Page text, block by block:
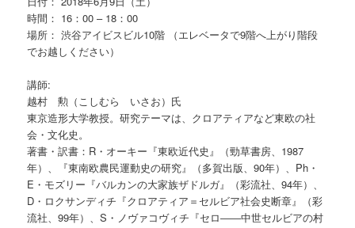
時間： 16：00 – 18：00
場所： 渋谷アイビスビル10階 （エレベータで9階へ上がり階段
でお越しください）
講師:
越村 勲（こしむら いさお）氏
東京造形大学教授。研究テーマは、クロアティアなど東欧の社
会・文化史。
著書・訳書：R・オーキー『東欧近代史』（勁草書房、1987
年）、『東南欧農民運動史の研究』（多賀出版、90年）、Ph・
E・モズリー『バルカンの大家族ザドルガ』（彩流社、94年）、
D・ロクサンディチ『クロアティア＝セルビア社会史断章』（彩
流社、99年）、S・ノヴァコヴィチ『セロ――中世セルビアの村